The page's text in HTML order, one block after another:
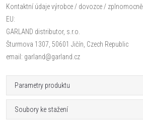
Kontaktní údaje výrobce / dovozce /
EU:
GARLAND distributor, s.r.o.
Šturmova 1307, 50601 Jičín, Czech Republic
email: garland@garland.cz
Parametry produktu
Soubory ke stažení